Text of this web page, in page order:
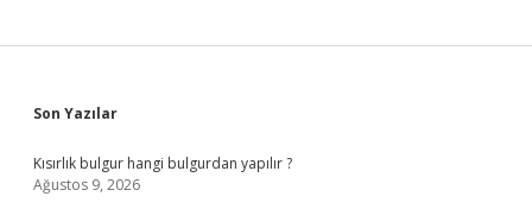
Sidebar
Son Yazılar
Kısırlık bulgur hangi bulgurdan yapılır ?
Ağustos 9, 2026